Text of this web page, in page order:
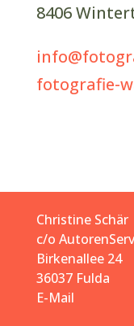
8406
fotografie-
Christine Schär
c/o
Birkenallee 24
36037 Fulda
E-Mail